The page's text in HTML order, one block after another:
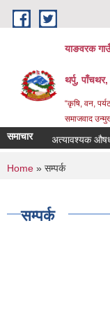
Skip to main content
याङवरक
थर्पु,
“कृषि, वन,
समाजवाद
समाचार अत्यावश्यक औषधी,
You are
Home » सम्पर्क
सम्पर्क